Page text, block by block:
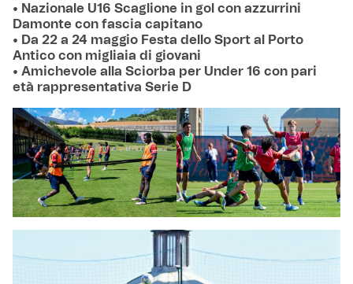
• Nazionale U16 Scaglione in gol con azzurrini
Damonte con fascia capitano
• Da 22 a 24 maggio Festa dello Sport al Porto
Antico con migliaia di giovani
• Amichevole alla Sciorba per Under 16 con pari
età rappresentativa Serie D